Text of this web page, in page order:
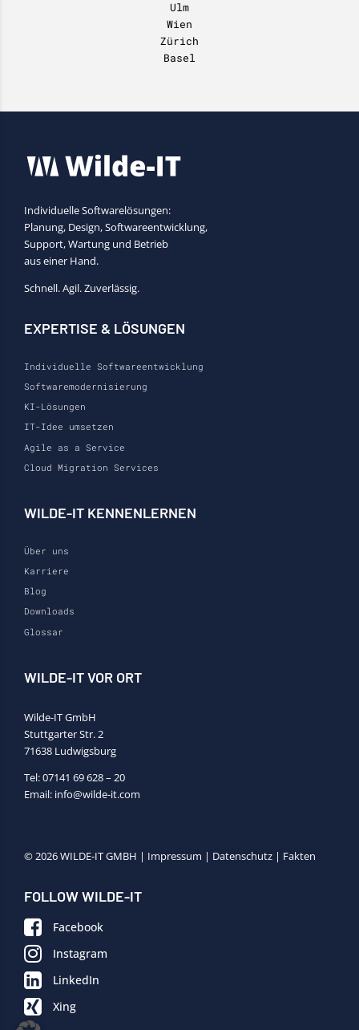
Ulm
Wien
Zürich
Basel
Individuelle Softwarelösungen:
Planung, Design, Softwareentwicklung,
Support, Wartung und Betrieb
aus einer Hand.
Schnell. Agil. Zuverlässig.
EXPERTISE & LÖSUNGEN
Individuelle Softwareentwicklung
Softwaremodernisierung
KI-Lösungen
IT-Idee umsetzen
Agile as a Service
Cloud Migration Services
WILDE-IT KENNENLERNEN
Über uns
Karriere
Blog
Downloads
Glossar
WILDE-IT VOR ORT
Wilde-IT GmbH
Stuttgarter Str. 2
71638 Ludwigsburg
Tel:07141 69 628 – 20
Email: info@wilde-it.com
© 2026 WILDE-IT GMBH | Impressum | Datenschutz | Fakten
FOLLOW WILDE-IT
Facebook
Instagram
LinkedIn
Xing